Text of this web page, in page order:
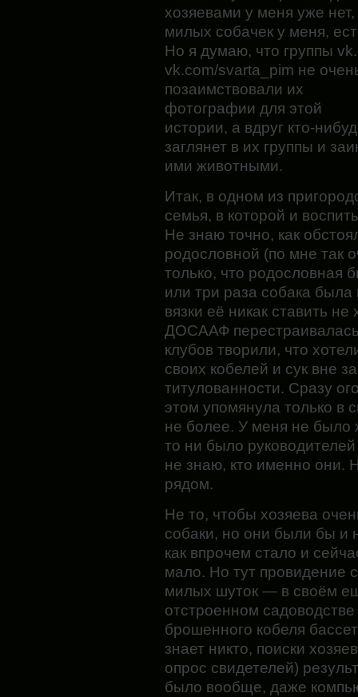
хозяевами у меня уже
милых собачек у меня,
Но я думаю, что группы
vk.com/svarta_pim не
позаимствовали их
фотографии для этой
истории, а вдруг кто-
заглянет в их группы и
ими животными.
Итак, в одном из
семья, в которой и
Не знаю точно, как
родословной (по мне так
только, что родословная
или три раза собака
вязки её никак ставить не
ДОСААФ
клубов творили, что
своих кобелей и сук вне
титулованности. Сразу
этом упомянула только в
не более. У меня не было
то ни было
не знаю, кто именно они.
рядом.
Не то, чтобы хозяева
собаки, но они были бы и
как впрочем стало и
мало. Но тут провидение
милых шуток — в своём
отстроенном
брошенного кобеля
знает никто, поиски
опрос свидетелей)
было вообще, даже